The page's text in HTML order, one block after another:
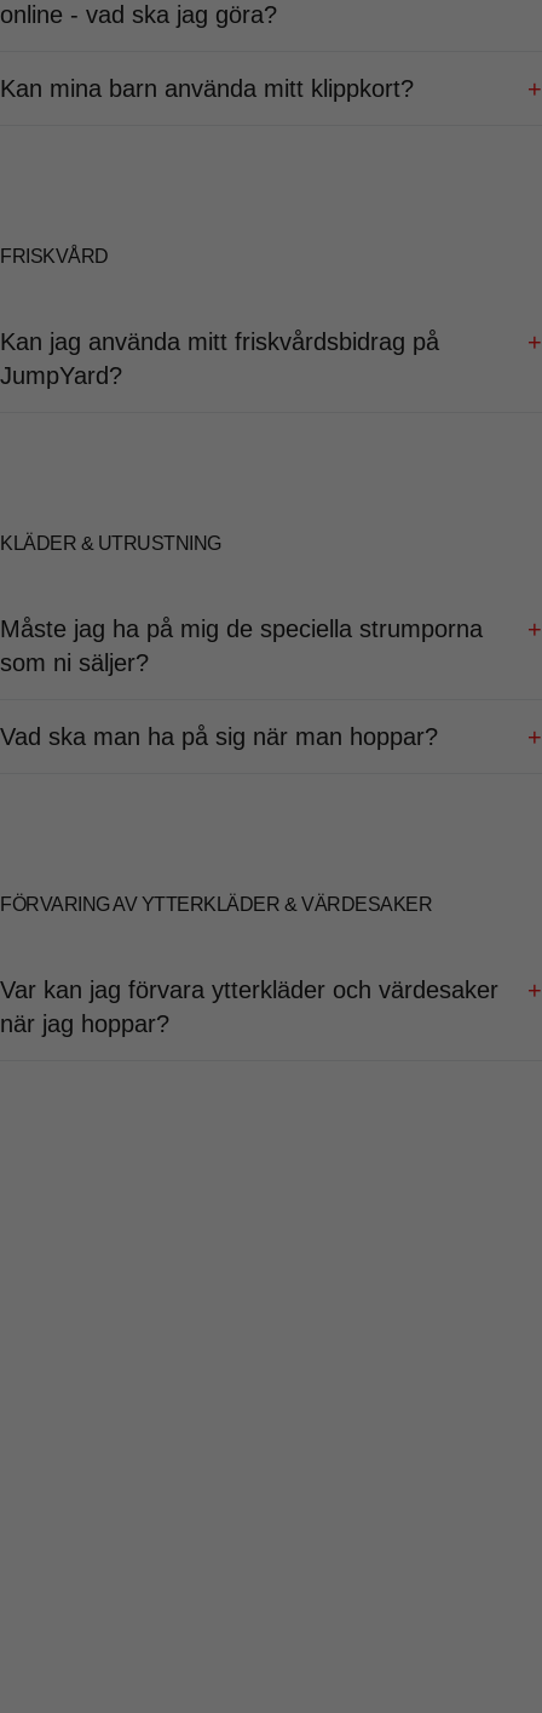
online - vad ska jag göra?
Kan mina barn använda mitt klippkort? +
FRISKVÅRD
Kan jag använda mitt friskvårdsbidrag på
JumpYard?
+
KLÄDER & UTRUSTNING
Måste jag ha på mig de speciella strumporna
som ni säljer?
+
Vad ska man ha på sig när man hoppar? +
FÖRVARING AV YTTERKLÄDER & VÄRDESAKER
Var kan jag förvara ytterkläder och värdesaker
när jag hoppar?
+